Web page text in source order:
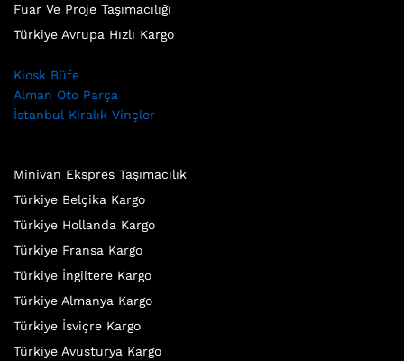
Fuar Ve Proje Taşımacılığı
Türkiye Avrupa Hızlı Kargo
Kiosk Büfe
Alman Oto Parça
İstanbul Kiralık Vinçler
Minivan Ekspres Taşımacılık
Türkiye Belçika Kargo
Türkiye Hollanda Kargo
Türkiye Fransa Kargo
Türkiye İngiltere Kargo
Türkiye Almanya Kargo
Türkiye İsviçre Kargo
Türkiye Avusturya Kargo